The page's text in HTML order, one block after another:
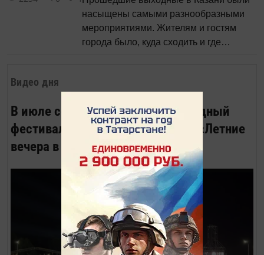
Видео дня
В июле состоялся VII Международный
фестиваль Бориса Березовского «Летние
вечера в Елабуге»
насыщены самыми разнообразными
мероприятиями. Жителям и гостям
города было, куда сходить и где